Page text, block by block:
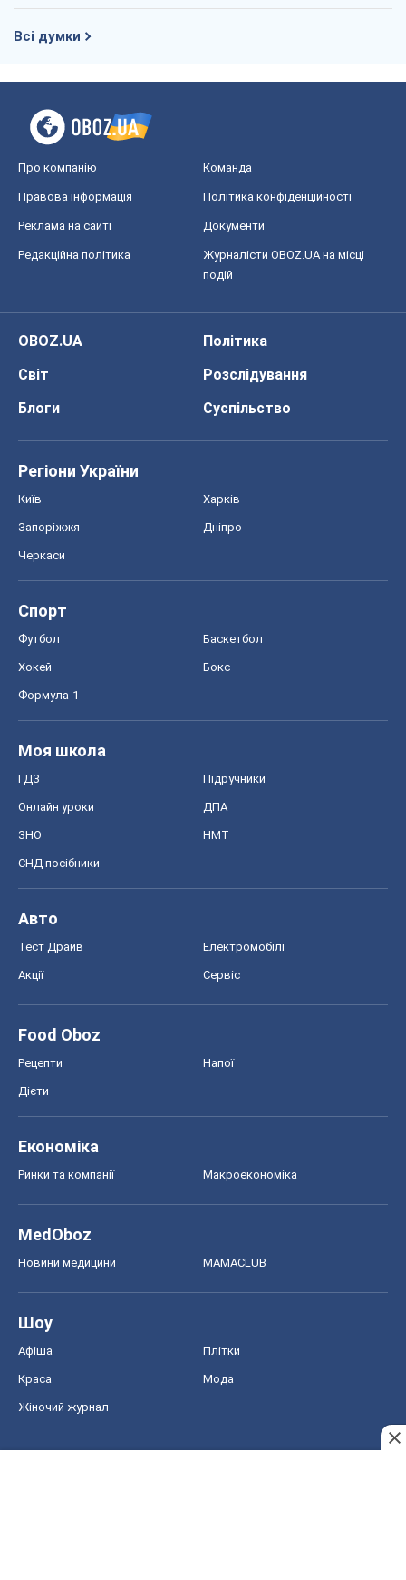
Всі думки
Про компанію Команда
Правова інформація Політика конфіденційності
Реклама на сайті Документи
Редакційна політика
Журналісти OBOZ.UA на місці
подій
OBOZ.UA
Політика
Світ
Розслідування
Блоги
Суспільство
Регіони України
Київ Харків
Запоріжжя Дніпро
Черкаси
Спорт
Футбол Баскетбол
Хокей Бокс
Формула-1
Моя школа
ГДЗ Підручники
Онлайн уроки ДПА
ЗНО НМТ
СНД посібники
Авто
Тест Драйв Електромобілі
Акції Сервіс
Food Oboz
Рецепти Напої
Дієти
Економіка
Ринки та компанії Макроекономіка
MedOboz
Новини медицини MAMACLUB
Шоу
Афіша Плітки
Краса Мода
Жіночий журнал